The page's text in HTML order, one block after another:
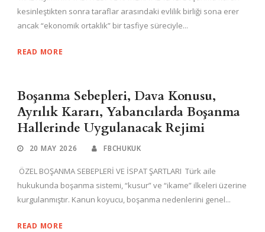
kesinleştikten sonra taraflar arasındaki evlilik birliği sona erer
ancak “ekonomik ortaklık” bir tasfiye süreciyle...
READ MORE
Boşanma Sebepleri, Dava Konusu,
Ayrılık Kararı, Yabancılarda Boşanma
Hallerinde Uygulanacak Rejimi
20 MAY 2026 FBCHUKUK
ÖZEL BOŞANMA SEBEPLERİ VE İSPAT ŞARTLARI Türk aile
hukukunda boşanma sistemi, “kusur” ve “ikame” ilkeleri üzerine
kurgulanmıştır. Kanun koyucu, boşanma nedenlerini genel...
READ MORE